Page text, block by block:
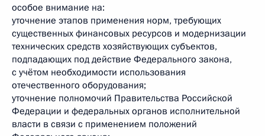
особое внимание на:
уточнение этапов применения норм, требующих
существенных финансовых ресурсов и модернизации
технических средств хозяйствующих субъектов,
подпадающих под действие Федерального закона,
с учётом необходимости использования
отечественного оборудования;
уточнение полномочий Правительства Российской
Федерации и федеральных органов исполнительной
власти в связи с применением положений